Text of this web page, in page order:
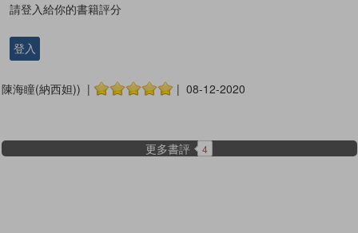
請登入給你的書籍評分
登入
陳海瞳(納西妲)) | | 08-12-2020
更多書評 4